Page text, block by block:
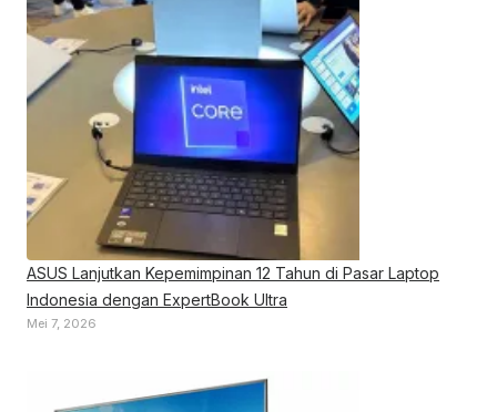
ASUS Lanjutkan Kepemimpinan 12 Tahun di Pasar Laptop
Indonesia dengan ExpertBook Ultra
Mei 7, 2026